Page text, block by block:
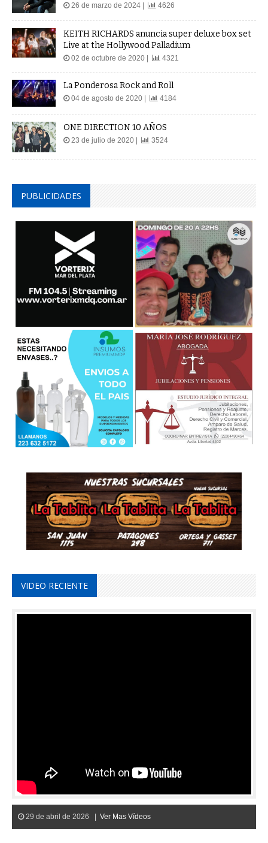
26 de marzo de 2024 | 4626
KEITH RICHARDS anuncia super deluxe box set
Live at the Hollywood Palladium
02 de octubre de 2020 | 4321
La Ponderosa Rock and Roll
04 de agosto de 2020 | 4184
ONE DIRECTION 10 AÑOS
23 de julio de 2020 | 3524
PUBLICIDADES
VIDEO RECIENTE
29 de abril de 2026 | Ver Mas Vídeos